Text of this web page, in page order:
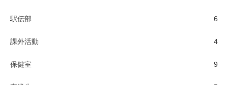
駅伝部 6
課外活動 4
保健室 9